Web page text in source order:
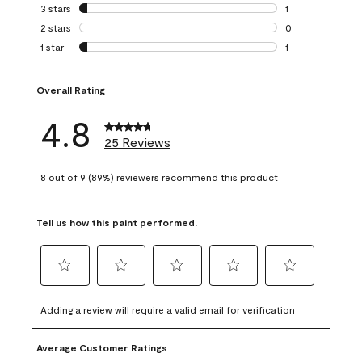
0 reviews with 4
3 stars stars
1
1 review with 3
2 stars stars
0
0 reviews with 2
1 star stars
1
Overall Rating
4.8 25 Reviews
8 out of 9 (89%) reviewers recommend this product
Tell us how this paint performed.
to
rate
the
item
to
rate
the
to
rate
the
item
to
rate
to
rate
Adding a review will require a valid email for verification
Average Customer Ratings